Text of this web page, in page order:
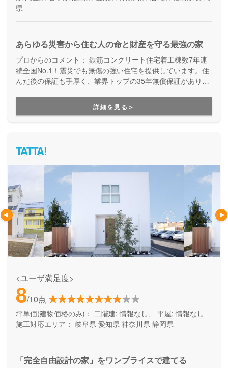
県
あらゆる災害から住む人の命と財産を守る最強の家
プロからのコメント： 鉄筋コンクリート住宅着工棟数7年連
続全国No.1！震災でも無傷の強い住宅を提供しています。住
んだ後の保証も手厚く、業界トップの35年無償保証があり、
した災害対策で安心できる家づくりをしたい方にオススメで
詳細を見る＞
TATTA!
<ユーザ満足度>
8/10点
坪単価(建物価格のみ)： 二階建: 情報なし、 平屋: 情報なし
施工対応エリア： 岐阜県 愛知県 神奈川県 静岡県
「完全自由設計の家」をワンプライスで建てる